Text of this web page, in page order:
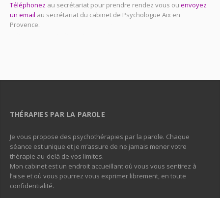
Téléphonez au secrétariat pour prendre rendez vous ou envoyez
un email au secrétariat du cabinet de Psychologue Aix en
Provence.
THÉRAPIES PAR LA PAROLE
Je vous propose des psychothérapies par la parole. Chaque
séance est unique et je m’assure de ne jamais mener votre
thérapie au-delà de vos limites.
Mon cabinet est un endroit accueillant où vous vous sentirez à
l’aise et où vous pourrez vous exprimer librement, en toute
confidentialité.